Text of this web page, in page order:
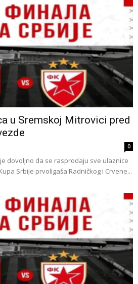
u Sremskoj Mitrovici pred
0
dovoljno da se rasprodaju sve ulaznice
Srbije prvoligaša Radničkog i Crvene...